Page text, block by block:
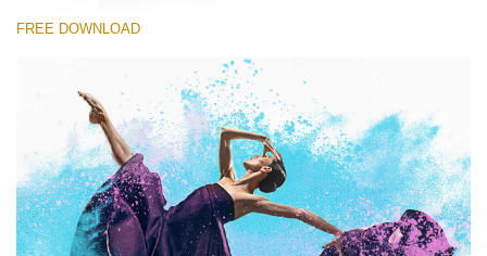
FREE DOWNLOAD